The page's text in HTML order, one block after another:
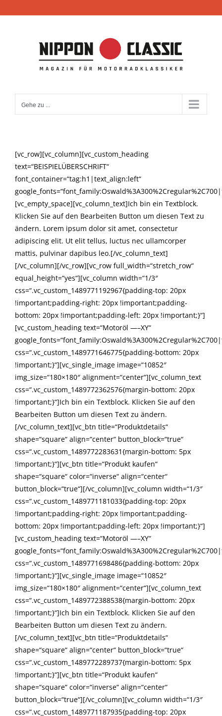
Inhalt
Gehe zu ...
[vc_row][vc_column][vc_custom_heading
text=“BEISPIELÜBERSCHRIFT“
font_container=“tag:h1|text_align:left“
[vc_empty_space][vc_column_text]Ich bin ein Textblock.
Klicken Sie auf den Bearbeiten Button um diesen Text zu
ändern. Lorem ipsum dolor sit amet, consectetur
adipiscing elit. Ut elit tellus, luctus nec ullamcorper
mattis, pulvinar dapibus leo.[/vc_column_text]
[/vc_column][/vc_row][vc_row full_width=“stretch_row“
equal_height=“yes“][vc_column width=“1/3″
css=“.vc_custom_1489771192967{padding-top: 20px
!important;padding-right: 20px !important;padding-
bottom: 20px !important;padding-left: 20px !important;}“]
[vc_custom_heading text=“Motoröl —–XY“
css=“.vc_custom_1489771646775{padding-bottom: 20px
!important;}“][vc_single_image image=“10852″
img_size=“180×180″ alignment=“center“][vc_column_text
css=“.vc_custom_1489772362576{margin-bottom: 20px
!important;}“]Ich bin ein Textblock. Klicken Sie auf den
Bearbeiten Button um diesen Text zu ändern.
[/vc_column_text][vc_btn title=“Produktdetails“
shape=“square“ align=“center“ button_block=“true“
css=“.vc_custom_1489772283631{margin-bottom: 5px
!important;}“][vc_btn title=“Produkt kaufen“
shape=“square“ color=“inverse“ align=“center“
button_block=“true“][/vc_column][vc_column width=“1/3″
css=“.vc_custom_1489771181033{padding-top: 20px
!important;padding-right: 20px !important;padding-
bottom: 20px !important;padding-left: 20px !important;}“]
[vc_custom_heading text=“Motoröl —–XY“
css=“.vc_custom_1489771698486{padding-bottom: 20px
!important;}“][vc_single_image image=“10852″
img_size=“180×180″ alignment=“center“][vc_column_text
css=“.vc_custom_1489772388538{margin-bottom: 20px
!important;}“]Ich bin ein Textblock. Klicken Sie auf den
Bearbeiten Button um diesen Text zu ändern.
[/vc_column_text][vc_btn title=“Produktdetails“
shape=“square“ align=“center“ button_block=“true“
css=“.vc_custom_1489772289737{margin-bottom: 5px
!important;}“][vc_btn title=“Produkt kaufen“
shape=“square“ color=“inverse“ align=“center“
button_block=“true“][/vc_column][vc_column width=“1/3″
css=“.vc_custom_1489771187935{padding-top: 20px